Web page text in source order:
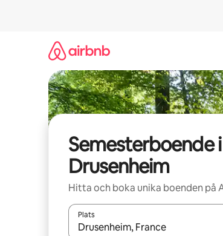
Semesterboende i
Drusenheim
Hitta och boka unika boenden på
Plats
När resultaten är tillgängliga kan